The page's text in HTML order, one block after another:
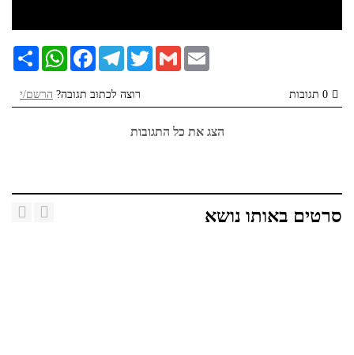
שתף
WhatsAppFacebookTelegramTwitter Gmail Email
0 תגובות רוצה לכתוב תגובה? הרשם/י
הצג את כל התגובות
סרטים באותו נושא